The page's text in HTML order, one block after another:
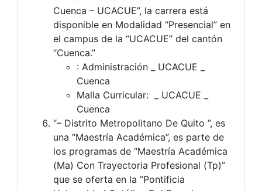
Cuenca – UCACUE”, la carrera está
disponible en Modalidad “Presencial” en
el campus de la “UCACUE” del cantón
“Cuenca.”
: Administración _ UCACUE _
Cuenca
Malla Curricular: _ UCACUE _
Cuenca
“– Distrito Metropolitano De Quito ”, es
una “Maestría Académica”, es parte de
los programas de “Maestría Académica
(Ma) Con Trayectoria Profesional (Tp)”
que se oferta en la “Pontificia